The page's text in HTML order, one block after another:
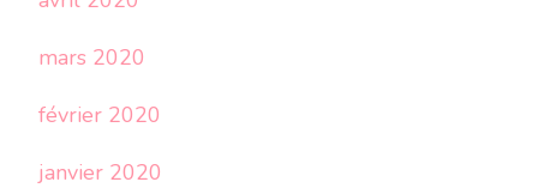
mars 2020
février 2020
janvier 2020